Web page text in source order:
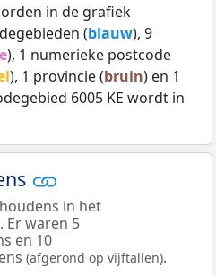
in de grafiek
(blauw), 9
), 1 numerieke postcode
), 1 provincie (bruin) en 1
6005 KE wordt in
in het
Er waren 5
en 10
(afgerond op vijftallen).